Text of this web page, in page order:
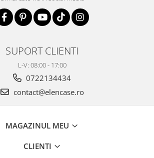
SUPORT CLIENTI
L-V: 08:00 - 17:00
0722134434
contact@elencase.ro
MAGAZINUL MEU
CLIENTI